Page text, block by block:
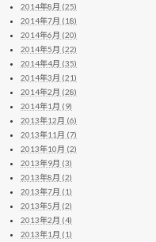
2014年8月 (25)
2014年7月 (18)
2014年6月 (20)
2014年5月 (22)
2014年4月 (35)
2014年3月 (21)
2014年2月 (28)
2014年1月 (9)
2013年12月 (6)
2013年11月 (7)
2013年10月 (2)
2013年9月 (3)
2013年8月 (2)
2013年7月 (1)
2013年5月 (2)
2013年2月 (4)
2013年1月 (1)